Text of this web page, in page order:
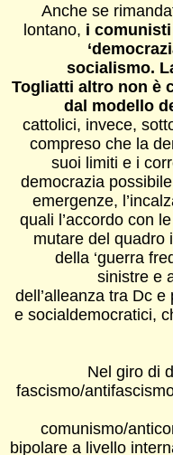
Anche se
lontano, i
socialismo.
Togliatti altro non è
dal modello
cattolici, invece,
compreso che la
suoi limiti e i
democrazia
emergenze,
quali l’accordo con
mutare del quadro
della ‘guerra
sinistre e
dell’alleanza tra Dc
e socialdemocratici,
Nel giro di
fascismo/
comunismo/
bipolare a livello